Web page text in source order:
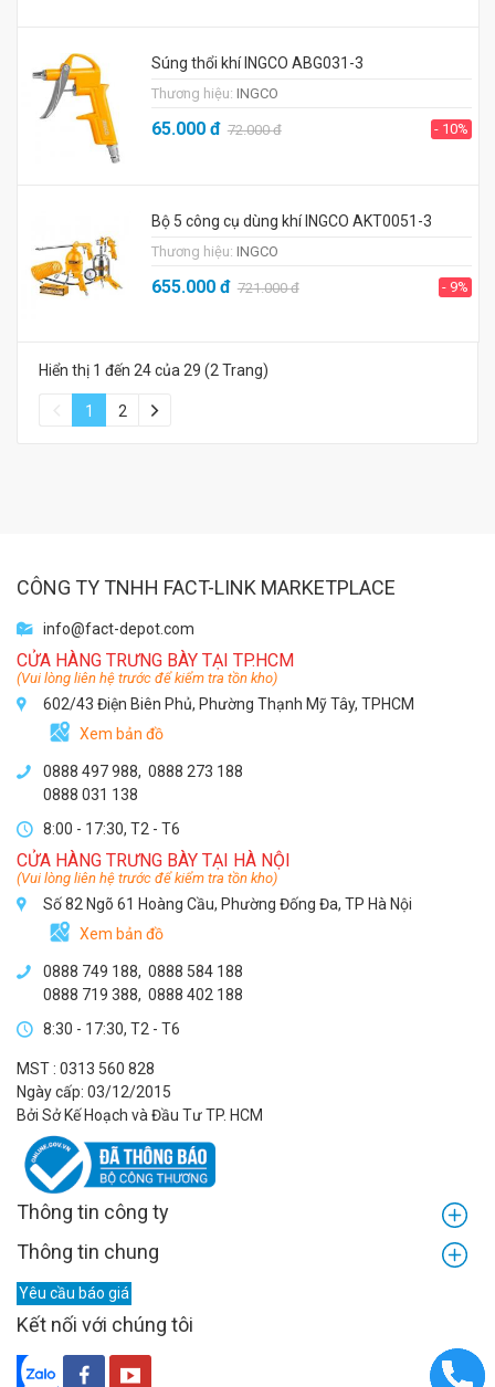
Súng thổi khí INGCO ABG031-3
Thương hiệu: INGCO
65.000đ 72.000đ - 10%
Bộ 5 công cụ dùng khí INGCO AKT0051-3
Thương hiệu: INGCO
655.000đ 721.000đ - 9%
Hiển thị 1 đến 24 của 29 (2 Trang)
1 2
CÔNG TY TNHH FACT-LINK MARKETPLACE
info@fact-depot.com
CỬA HÀNG TRƯNG BÀY TẠI TP.HCM
(Vui lòng liên hệ trước để kiểm tra tồn kho)
602/43 Điện Biên Phủ, Phường Thạnh Mỹ Tây, TPHCM
Xem bản đồ
0888 497 988, 0888 273 188
0888 031 138
8:00 - 17:30, T2 - T6
CỬA HÀNG TRƯNG BÀY TẠI HÀ NỘI
(Vui lòng liên hệ trước để kiểm tra tồn kho)
Số 82 Ngõ 61 Hoàng Cầu, Phường Đống Đa, TP Hà Nội
Xem bản đồ
0888 749 188, 0888 584 188
0888 719 388, 0888 402 188
8:30 - 17:30, T2 - T6
MST : 0313 560 828
Ngày cấp: 03/12/2015
Bởi Sở Kế Hoạch và Đầu Tư TP. HCM
Thông tin công ty
Thông tin chung
Yêu cầu báo giá
Kết nối với chúng tôi